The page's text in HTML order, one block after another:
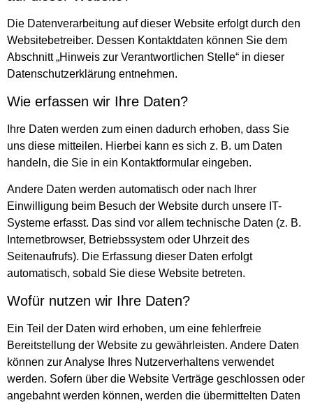
Die Datenverarbeitung auf dieser Website erfolgt durch den
Websitebetreiber. Dessen Kontaktdaten können Sie dem
Abschnitt „Hinweis zur Verantwortlichen Stelle“ in dieser
Datenschutzerklärung entnehmen.
Wie erfassen wir Ihre Daten?
Ihre Daten werden zum einen dadurch erhoben, dass Sie
uns diese mitteilen. Hierbei kann es sich z. B. um Daten
handeln, die Sie in ein Kontaktformular eingeben.
Andere Daten werden automatisch oder nach Ihrer
Einwilligung beim Besuch der Website durch unsere IT-
Systeme erfasst. Das sind vor allem technische Daten (z. B.
Internetbrowser, Betriebssystem oder Uhrzeit des
Seitenaufrufs). Die Erfassung dieser Daten erfolgt
automatisch, sobald Sie diese Website betreten.
Wofür nutzen wir Ihre Daten?
Ein Teil der Daten wird erhoben, um eine fehlerfreie
Bereitstellung der Website zu gewährleisten. Andere Daten
können zur Analyse Ihres Nutzerverhaltens verwendet
werden. Sofern über die Website Verträge geschlossen oder
angebahnt werden können, werden die übermittelten Daten